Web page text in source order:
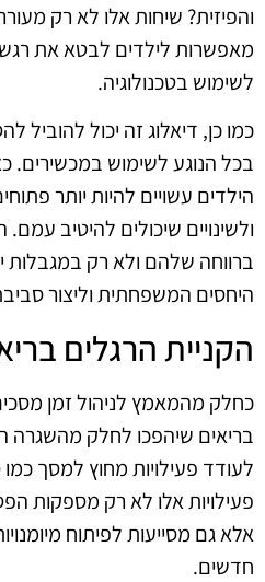
והפיזית? שיחות אלו לא רק
מאפשרות לילדים לבטא את
לשימוש בטכנולוגיה.
כמו כן, דיאלוג זה יכול להוביל
בכל הנוגע לשימוש במכשירים.
הילדים עשויים להיות יותר
ולשינויים שיכולים להיטיב
ברווחה שלהם ולא רק
היחסים המשפחתית וליצור
הקניית הרגלים
כחלק מהמאמץ לניהול זמן
בריאים שיהפכו לחלק מהשגרה
לעודד פעילויות מחוץ למסך
פעילויות אלו לא רק מספקות
אלא גם מסייעות לפיתוח
חדשים.